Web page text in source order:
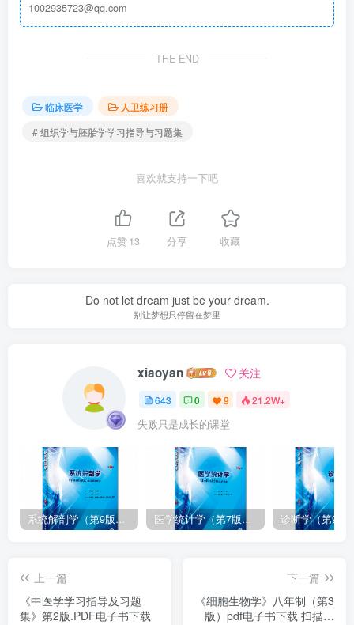
1002935723@qq.com
THE END
临床医学
人卫练习册
# 组织学与胚胎学学习指导与习题集
喜欢就支持一下吧
点赞13 分享 收藏
Do not let dream just be your dream.
别让梦想只停留在梦里
xiaoyan 关注
643 0 9 21.2W+
失败只是成长的课堂
系统解剖学（第9版）丁文龙主编_人卫版教材.PDF电子书下载 医学统计学（第7版）李康主编_人卫版教材.PDF电子书下载
上一篇
《中医学学习指导及习题
集》第2版.PDF电子书下载
下一篇
《细胞生物学》八年制（第3
版）pdf电子书下载 扫描版